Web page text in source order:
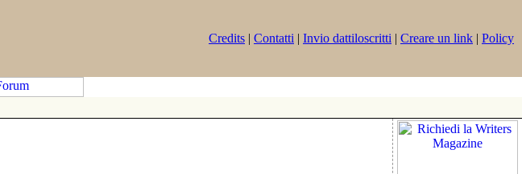
Credits | Contatti | Invio dattiloscritti | Creare un link | Policy